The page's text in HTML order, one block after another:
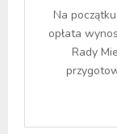
Na
opłata
Rady